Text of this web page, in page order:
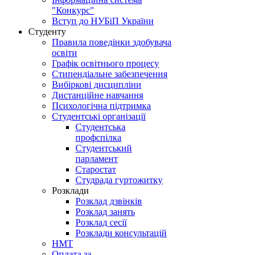
"Конкурс"
Вступ до НУБіП України
Студенту
Правила поведінки здобувача
освіти
Графік освітнього процесу
Стипендіальне забезпечення
Вибіркові дисципліни
Дистанційне навчання
Психологічна підтримка
Студентські організації
Студентська
профспілка
Студентський
парламент
Старостат
Студрада гуртожитку
Розклади
Розклад дзвінків
Розклад занять
Розклад сесії
Розклади консультацій
НМТ